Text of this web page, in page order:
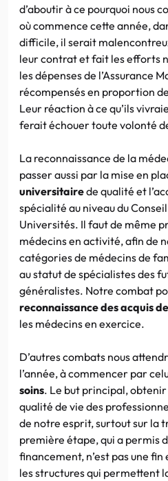
d’aboutir à ce pourquoi nous
où commence cette année,
difficile, il serait
leur contrat et fait les efforts
les dépenses de l’Assurance
récompensés en proportion
Leur réaction à ce qu’ils
ferait échouer toute volonté
La reconnaissance de la
passer aussi par la mise en
universitairede qualité et
spécialité au niveau du
Universités. Il faut de même
médecins en activité, afin de
catégories de médecins de
au statut de spécialistes des
généralistes. Notre combat
reconnaissance des acquis
les médecins en exercice.
D’autres combats nous
l’année, à commencer par
soins. Le but principal,
qualité de vie des
de notre esprit, surtout sur la
première étape, qui a permis
financement, n’est pas une
les structures qui permettent